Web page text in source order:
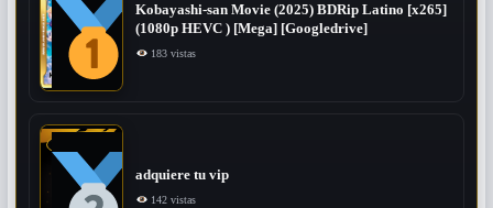
Kobayashi-san Movie (2025) BDRip Latino [x265]
(1080p HEVC ) [Mega] [Googledrive]
183 vistas
adquiere tu vip
142 vistas